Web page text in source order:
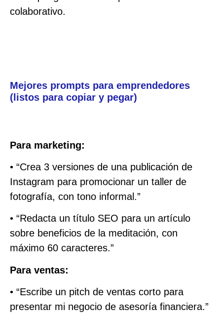
colaborativo.
Mejores prompts para emprendedores
(listos para copiar y pegar)
Para marketing:
• “Crea 3 versiones de una publicación de
Instagram para promocionar un taller de
fotografía, con tono informal.”
• “Redacta un título SEO para un artículo
sobre beneficios de la meditación, con
máximo 60 caracteres.”
Para ventas:
• “Escribe un pitch de ventas corto para
presentar mi negocio de asesoría financiera.”